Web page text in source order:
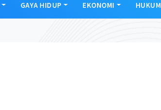
GAYA HIDUP EKONOMI HUKUM